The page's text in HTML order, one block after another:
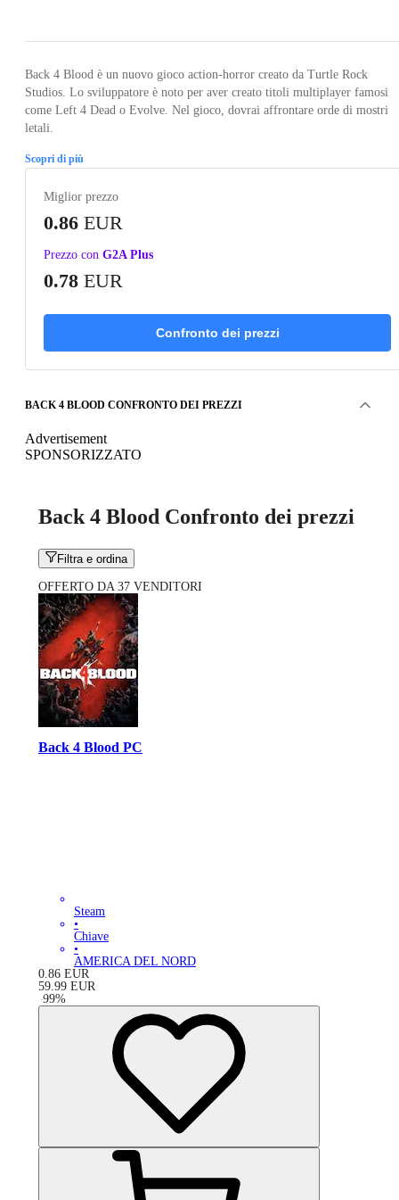
Back 4 Blood è un nuovo gioco action-horror creato da Turtle Rock
Studios. Lo sviluppatore è noto per aver creato titoli multiplayer famosi
come Left 4 Dead o Evolve. Nel gioco, dovrai affrontare orde di mostri
letali.
Scopri di più
Miglior prezzo
0.86 EUR
Prezzo con G2A Plus
0.78 EUR
Confronto dei prezzi
BACK 4 BLOOD CONFRONTO DEI PREZZI
Advertisement
SPONSORIZZATO
Back 4 Blood Confronto dei prezzi
Filtra e ordina
OFFERTO DA 37 VENDITORI
Back 4 Blood PC
Steam
•
Chiave
•
AMERICA DEL NORD
0.86 EUR
59.99 EUR
-99%